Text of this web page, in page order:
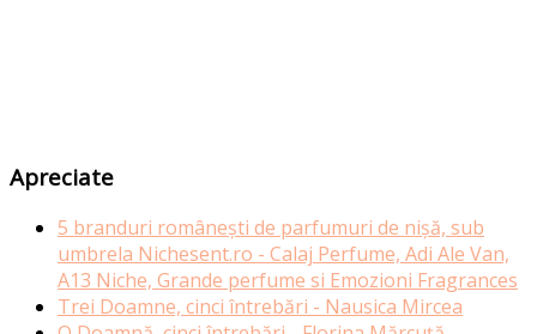
Apreciate
5 branduri românești de parfumuri de nișă, sub
umbrela Nichesent.ro - Calaj Perfume, Adi Ale Van,
A13 Niche, Grande perfume si Emozioni Fragrances
Trei Doamne, cinci întrebări - Nausica Mircea